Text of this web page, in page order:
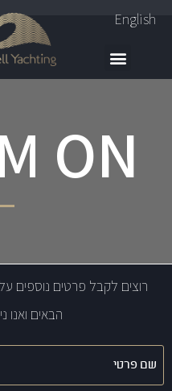
English
ON
רוצים לקבל פרטים נוספים
הבאים ואנו
שם
פרטי